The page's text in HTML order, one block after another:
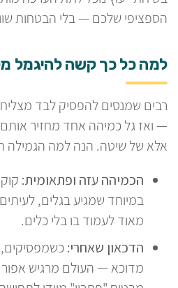
הספציפי שלכם — בלי הבטחות
למה כל כך קשה להיגמל
רבים שמנסים להפסיק לבד
— ואז גל כמיהה אחד מחזיר אותם.
אלא של שיטה. הנה למה הגמילה
הכמיהה עזה ופתאומית:
במיוחד שמגיע בגלים,
מאוד לעמוד בו בלי כלים.
הדכאון שאחרי: כשמפסיקים,
מדוכא — העולם מרגיש